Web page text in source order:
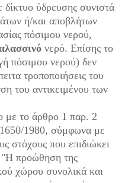
ύδρευσης συνιστά
ή/και αποβλήτων
πόσιμου νερού,
νερό. Επίσης το
πόσιμου νερού) δεν
τροποποιήσεις του
του αντικειμένου των
με το άρθρο 1 παρ. 2
1980, σύμφωνα με
στόχους που επιδιώκει
"Η προώθηση της
χώρου συνολικά και